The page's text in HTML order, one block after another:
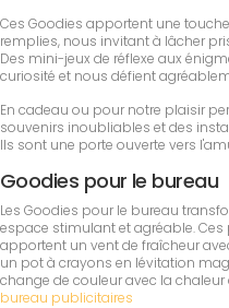
Ces Goodies apportent une
remplies, nous invitant à lâcher
Des mini-jeux de réflexe aux
curiosité et nous défient
En cadeau ou pour notre plaisir
souvenirs inoubliables et des
Ils sont une porte ouverte vers
Goodies pour le bureau
Les Goodies pour le bureau
espace stimulant et agréable.
apportent un vent de fraîcheur
un pot à crayons en lévitation
change de couleur avec la chaleur
bureau publicitaires